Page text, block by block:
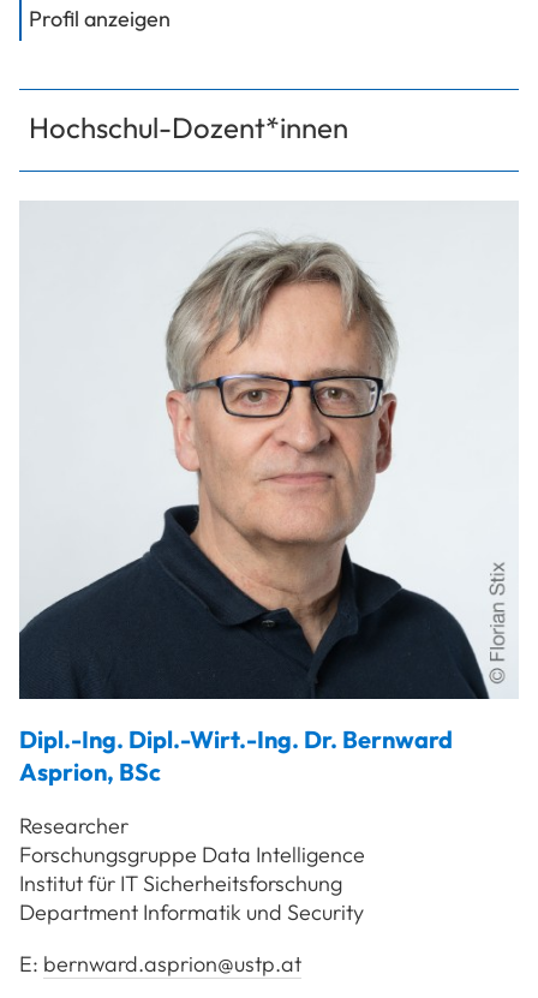
Profil anzeigen
Hochschul-Dozent*innen
Dipl.-Ing. Dipl.-Wirt.-Ing. Dr. Bernward
Asprion, BSc
Researcher
Forschungsgruppe Data Intelligence
Institut für IT Sicherheitsforschung
Department Informatik und Security
E: bernward.asprion@ustp.at